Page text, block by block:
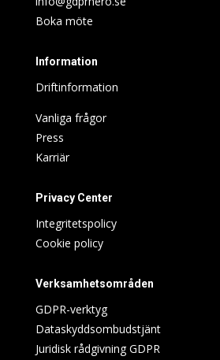
Boka möte
Information
Driftinformation
Vanliga frågor
Press
Karriär
Privacy Center
Integritetspolicy
Cookie policy
Verksamhetsområden
GDPR-verktyg
Dataskyddsombudstjänt
Juridisk rådgivning GDPR